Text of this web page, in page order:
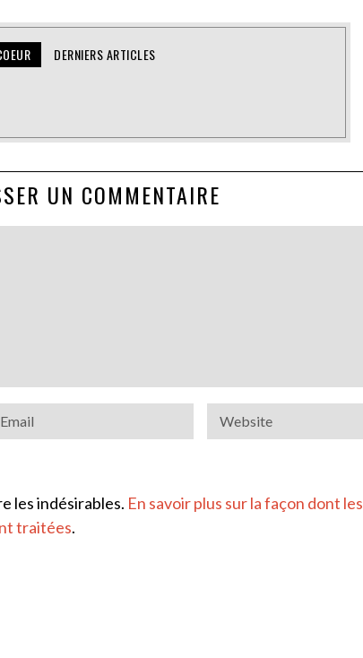
DERNIERS ARTICLES
UN COMMENTAIRE
les indésirables. En savoir plus sur la façon dont les
traitées.